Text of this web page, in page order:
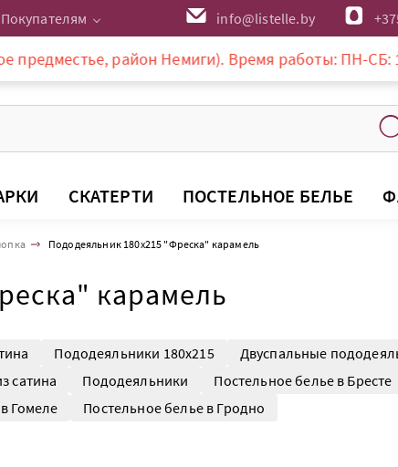
Покупателям info@listelle.by
район Немиги). Время работы: ПН-СБ: 10-20:00,
СКАТЕРТИ ПОСТЕЛЬНОЕ БЕЛЬЕ
Пододеяльник 180х215 "Фреска" карамель
карамель
Пододеяльники 180x215
Двуспальные
сатина Пододеяльники
Постельное белье в Бресте
Гомеле
Постельное белье в Гродно